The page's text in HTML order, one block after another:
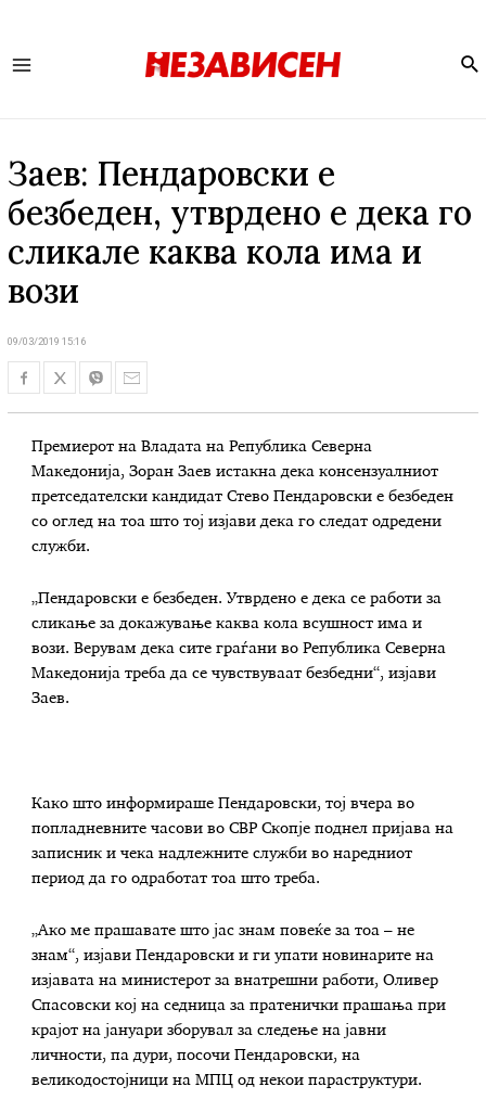
Заев: Пендаровски е
безбеден, утврдено е дека го
сликале каква кола има и
вози
09/03/2019 15:16
Премиерот на Владата на Република Северна
Македонија, Зоран Заев истакна дека консензуалниот
претседателски кандидат Стево Пендаровски е безбеден
со оглед на тоа што тој изјави дека го следат одредени
служби.
„Пендаровски е безбеден. Утврдено е дека се работи за
сликање за докажување каква кола всушност има и
вози. Верувам дека сите граѓани во Република Северна
Македонија треба да се чувствуваат безбедни“, изјави
Заев.
Како што информираше Пендаровски, тој вчера во
попладневните часови во СВР Скопје поднел пријава на
записник и чека надлежните служби во наредниот
период да го одработат тоа што треба.
„Ако ме прашавате што јас знам повеќе за тоа – не
знам“, изјави Пендаровски и ги упати новинарите на
изјавата на министерот за внатрешни работи, Оливер
Спасовски кој на седница за пратенички прашања при
крајот на јануари зборувал за следење на јавни
личности, па дури, посочи Пендаровски, на
великодостојници на МПЦ од некои параструктури.